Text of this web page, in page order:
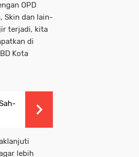
OPD
Skin dan lain-
terjadi, kita
di
Kota
lebih